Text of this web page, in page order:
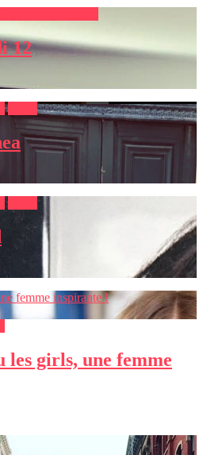
12
femme inspirante !
les girls, une femme